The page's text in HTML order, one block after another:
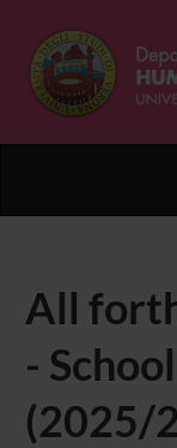
All
-
(2025/